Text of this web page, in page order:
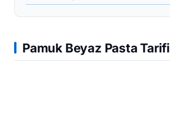
Pamuk Beyaz Pasta Tarifi